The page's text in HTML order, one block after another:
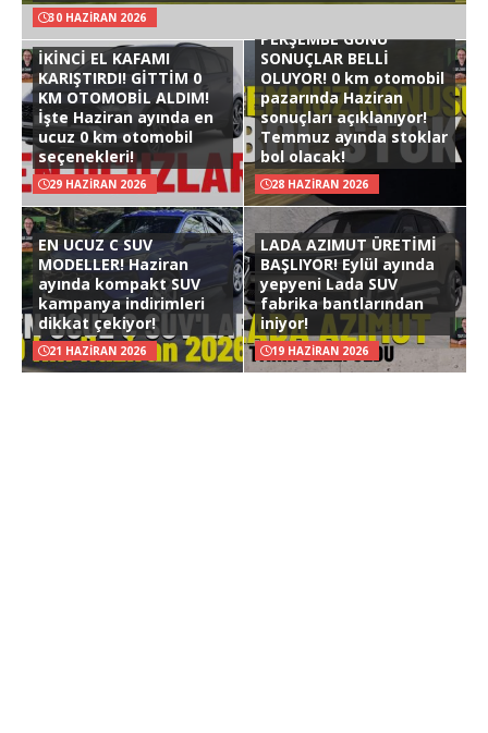
30 HAZIRAN 2026
İKİNCİ EL KAFAMI
KARIŞTIRDI! GİTTİM 0
KM OTOMOBİL ALDIM!
İşte Haziran ayında en
ucuz 0 km otomobil
seçenekleri!
29 HAZIRAN 2026
PERŞEMBE GÜNÜ
SONUÇLAR BELLİ
OLUYOR! 0 km otomobil
pazarında Haziran
sonuçları açıklanıyor!
Temmuz ayında stoklar
bol olacak!
28 HAZIRAN 2026
EN UCUZ C SUV
MODELLER! Haziran
ayında kompakt SUV
kampanya indirimleri
dikkat çekiyor!
21 HAZIRAN 2026
LADA AZIMUT ÜRETİMİ
BAŞLIYOR! Eylül ayında
yepyeni Lada SUV
fabrika bantlarından
iniyor!
19 HAZIRAN 2026